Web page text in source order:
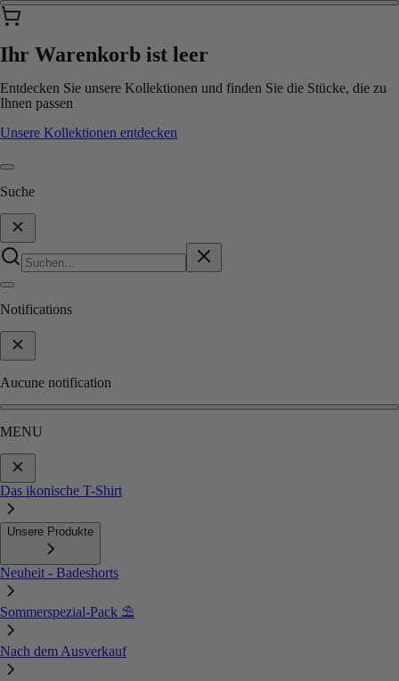
Ihr Warenkorb ist leer
Entdecken Sie unsere Kollektionen und finden Sie die Stücke, die zu
Ihnen passen
Unsere Kollektionen entdecken
Suche
Notifications
Aucune notification
MENU
Das ikonische T-Shirt
Unsere Produkte
Neuheit - Badeshorts
Sommerspezial-Pack ⛱️
Nach dem Ausverkauf